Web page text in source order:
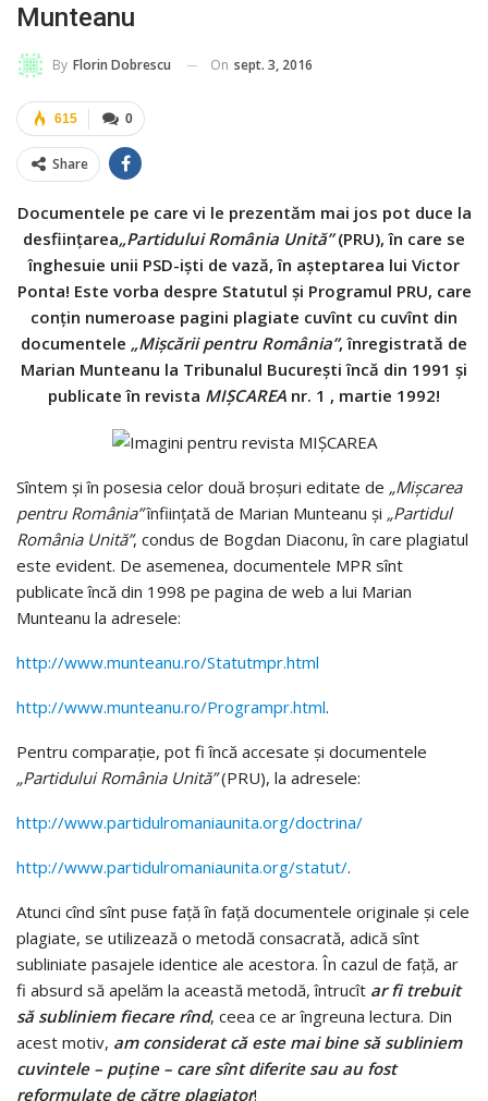
Munteanu
By Florin Dobrescu On sept. 3, 2016
0
615
Share
Documentele pe care vi le prezentăm mai jos pot duce la
desfiinţarea„Partidului România Unită”(PRU), în care se
înghesuie unii PSD-işti de vază, în aşteptarea lui Victor
Ponta! Este vorba despre Statutul şi Programul PRU, care
conţin numeroase pagini plagiate cuvînt cu cuvînt din
documentele „Mişcării pentru România”, înregistrată de
Marian Munteanu la Tribunalul Bucureşti încă din 1991 și
publicate în revista MIȘCAREA nr. 1 , martie 1992!
Sîntem şi în posesia celor două broşuri editate de „Mişcarea
pentru România”înfiinţată de Marian Munteanu şi „Partidul
România Unită”, condus de Bogdan Diaconu, în care plagiatul
este evident. De asemenea, documentele MPR sînt
publicate încă din 1998 pe pagina de web a lui Marian
Munteanu la adresele:
http://www.munteanu.ro/Statutmpr.html
http://www.munteanu.ro/Programpr.html.
Pentru comparaţie, pot fi încă accesate şi documentele
„Partidului România Unită”(PRU), la adresele:
http://www.partidulromaniaunita.org/doctrina/
http://www.partidulromaniaunita.org/statut/.
Atunci cînd sînt puse faţă în faţă documentele originale şi cele
plagiate, se utilizează o metodă consacrată, adică sînt
subliniate pasajele identice ale acestora. În cazul de faţă, ar
fi absurd să apelăm la această metodă, întrucît ar fi trebuit
să subliniem fiecare rînd, ceea ce ar îngreuna lectura. Din
acest motiv, am considerat că este mai bine să subliniem
cuvintele – puţine – care sînt diferite sau au fost
reformulate de către plagiator!